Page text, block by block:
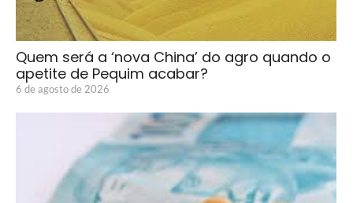
Quem será a ‘nova China’ do agro quando o
apetite de Pequim acabar?
6 de agosto de 2026